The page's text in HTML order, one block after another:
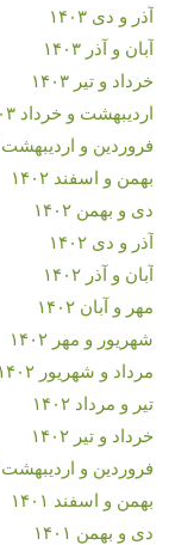
آذر و دی ۱۴۰۳
آبان و آذر ۱۴۰۳
خرداد و تیر ۱۴۰۳
اردیبهشت و خرداد ۱۴۰۳
فروردین و اردیبهشت ۱۴۰۳
بهمن و اسفند ۱۴۰۲
دی و بهمن ۱۴۰۲
آذر و دی ۱۴۰۲
آبان و آذر ۱۴۰۲
مهر و آبان ۱۴۰۲
شهریور و مهر ۱۴۰۲
مرداد و شهریور ۱۴۰۲
تیر و مرداد ۱۴۰۲
خرداد و تیر ۱۴۰۲
فروردین و اردیبهشت ۱۴۰۲
بهمن و اسفند ۱۴۰۱
دی و بهمن ۱۴۰۱